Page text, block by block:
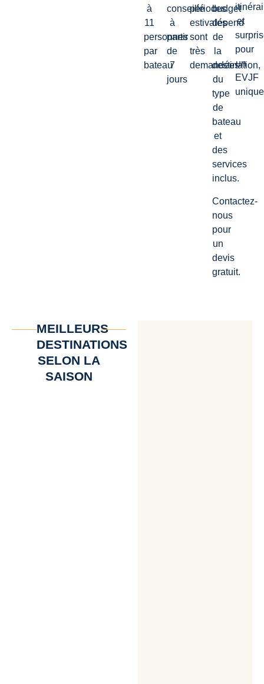
à
11
personnes
par
bateau
conseillé
à
partir
de
7
jours
périodes
estivales
sont
très
demandées
budget
dépend
de
la
destination,
du
type
de
bateau
et
des
services
inclus.
Contactez-
nous
pour
un
devis
gratuit.
et
pour
un
EVJF
unique
MEILLEURS
DESTINATIONS
SELON LA
SAISON